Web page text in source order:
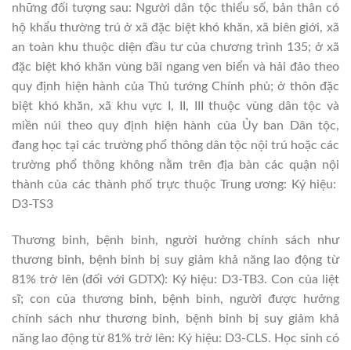
những đối tượng sau: Người dân tộc thiểu số, bản thân có
hộ khẩu thường trú ở xã đặc biệt khó khăn, xã biên giới, xã
an toàn khu thuộc diện đầu tư của chương trình 135; ở xã
đặc biệt khó khăn vùng bãi ngang ven biển và hải đảo theo
quy định hiện hành của Thủ tướng Chính phủ; ở thôn đặc
biệt khó khăn, xã khu vực I, II, III thuộc vùng dân tộc và
miền núi theo quy định hiện hành của Ủy ban Dân tộc,
đang học tại các trường phổ thông dân tộc nội trú hoặc các
trường phổ thông không nằm trên địa bàn các quận nội
thành của các thành phố trực thuộc Trung ương: Ký hiệu:
D3-TS3
Thương binh, bệnh binh, người hưởng chính sách như
thương binh, bệnh binh bị suy giảm khả năng lao động từ
81% trở lên (đối với GDTX): Ký hiệu: D3-TB3. Con của liệt
sĩ; con của thương binh, bệnh binh, người được hưởng
chính sách như thương binh, bệnh binh bị suy giảm khả
năng lao động từ 81% trở lên: Ký hiệu: D3-CLS. Học sinh có